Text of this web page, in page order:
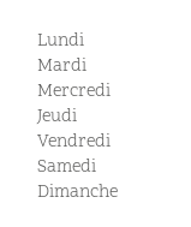
Lundi
Mardi
Mercredi
Jeudi
Vendredi
Samedi
Dimanche